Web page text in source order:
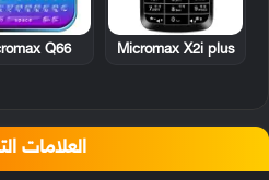
Micromax X2i plus
Q66
العلامات